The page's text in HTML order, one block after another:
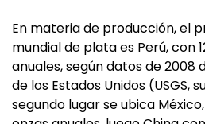
En materia de producción, el
mundial de plata es Perú, con
anuales, según datos de 2008
de los Estados Unidos (USGS,
segundo lugar se ubica